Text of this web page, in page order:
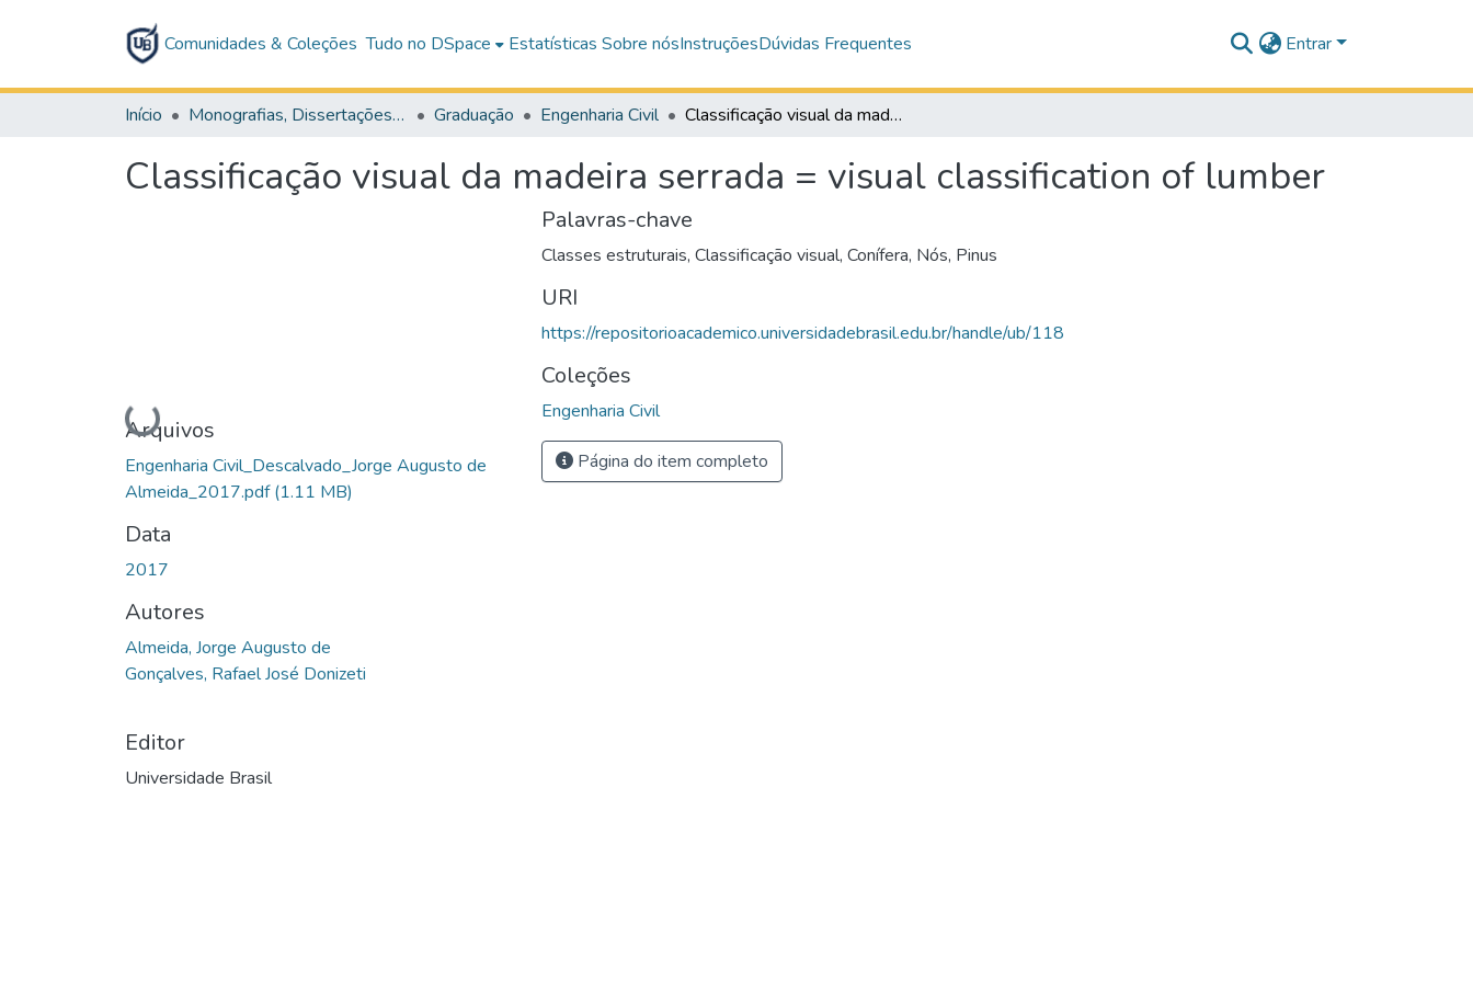
Comunidades & Coleções Tudo no DSpace Estatísticas Sobre nósInstruçõesDúvidas Frequentes Entrar
Início Monografias, Dissertações e Teses Graduação Engenharia Civil Classificação visual da madeira serrada = visual classification of lumber
Classificação visual da madeira serrada = visual classification of lumber
Carregando...
Arquivos
Engenharia Civil_Descalvado_Jorge Augusto de
Almeida_2017.pdf(1.11 MB)
Data
2017
Autores
Almeida, Jorge Augusto de
Gonçalves, Rafael José Donizeti
Editor
Universidade Brasil
Palavras-chave
Classes estruturais, Classificação visual, Conífera, Nós, Pinus
URI
https://repositorioacademico.universidadebrasil.edu.br/handle/ub/118
Coleções
Engenharia Civil
Página do item completo